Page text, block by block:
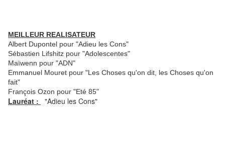
MEILLEUR REALISATEUR
Albert Dupontel pour "Adieu les Cons"
Sébastien Lifshitz pour "Adolescentes"
Maïwenn pour "ADN"
Emmanuel Mouret pour "Les Choses qu'on dit, les Choses qu'on
fait"
François Ozon pour "Eté 85"
Lauréat : "Adieu les Cons"